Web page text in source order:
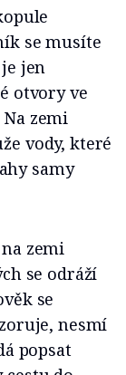
se musíte
jen
otvory ve
zemi
vody, které
samy
zemi
se odráží
se
nesmí
popsat